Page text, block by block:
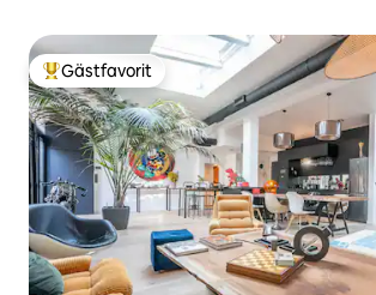
Populär gästfavorit
Gästfavorit